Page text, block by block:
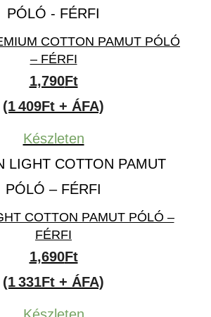
COTTON PAMUT PÓLÓ
– FÉRFI
1,790Ft
(1 409Ft + ÁFA)
Készleten
COTTON PAMUT PÓLÓ –
FÉRFI
1,690Ft
(1 331Ft + ÁFA)